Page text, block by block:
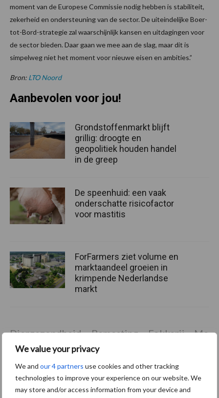
We value your privacy
We and our 4 partners use cookies and other tracking
technologies to improve your experience on our website. We
may store and/or access information from your device and
moment van de Europese Commissie nodig hebben is stabiliteit,
zekerheid en ondersteuning van de sector. De uiteindelijke Boer-
tot-Bord-strategie zal waarschijnlijk kansen en uitdagingen voor
de sector bieden. Daar gaan we mee aan de slag, maar dit is
simpelweg niet het moment voor nieuwe eisen en ambities.”
Bron: LTO Noord
Aanbevolen voor jou!
Grondstoffenmarkt blijft
grillig: droogte en
geopolitiek houden handel
in de greep
De speenhuid: een vaak
onderschatte risicofactor
voor mastitis
ForFarmers ziet volume en
marktaandeel groeien in
krimpende Nederlandse
markt
Diergezondheid Bemesting Fokkerij
Mastitis Hittestress